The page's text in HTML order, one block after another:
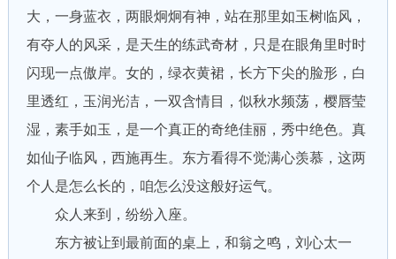
大，一身蓝衣，两眼炯炯有神，站在那里如玉树临风，
有夺人的风采，是天生的练武奇材，只是在眼角里时时
闪现一点傲岸。女的，绿衣黄裙，长方下尖的脸形，白
里透红，玉润光洁，一双含情目，似秋水频荡，樱唇莹
湿，素手如玉，是一个真正的奇绝佳丽，秀中绝色。真
如仙子临风，西施再生。东方看得不觉满心羡慕，这两
个人是怎么长的，咱怎么没这般好运气。
众人来到，纷纷入座。
东方被让到最前面的桌上，和翁之鸣，刘心太一